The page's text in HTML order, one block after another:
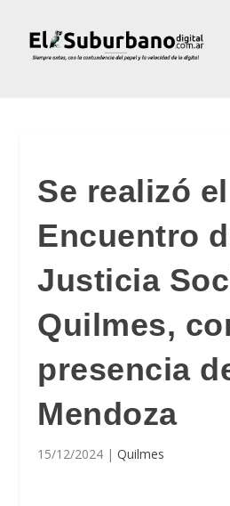
Se realizó
Encuentro
Justicia
Quilmes,
presencia
Mendoza
15/12/2024 |Quilmes